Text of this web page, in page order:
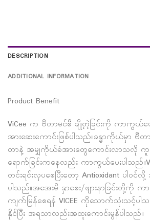
DESCRIPTION
ADDITIONAL INFORMATION
Product Benefit
ViCee က ဗီတာမင်စီ ချို့တဲ့ခြင်းကို ကာကွယ်ပ
အားဆေးကောင်းဖြစ်ပါသည်။ခန္ဓာကိုယ်မှာ ဗီ
တာနဲ့ အမျှကိုယ်ခံအားတွေကောင်းလာသလို ကူး
ရောက်ခြင်းကနေလည်း ကာကွယ်ပေးပါသည်။
တင်းရင်းလှပစေပြီးတော့ Antioxidant ပါဝ
ပါသည်။အအေးမိ နှာစေး/ဖျားနာခြင်းတို့ကို
ကျက်မြန်စေရန် VICEE ကိုသောက်သုံးသင့်ပါ
နိုင်ပြီး အရသာလည်းအထူးကောင်းမွန်ပါသည်။